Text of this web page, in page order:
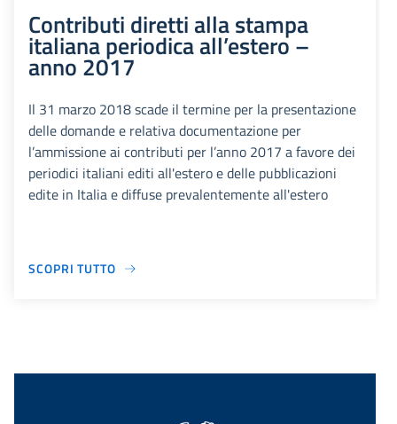
Contributi diretti alla stampa
italiana periodica all’estero –
anno 2017
Il 31 marzo 2018 scade il termine per la presentazione
delle domande e relativa documentazione per
l’ammissione ai contributi per l’anno 2017 a favore dei
periodici italiani editi all'estero e delle pubblicazioni
edite in Italia e diffuse prevalentemente all'estero
SCOPRI TUTTO